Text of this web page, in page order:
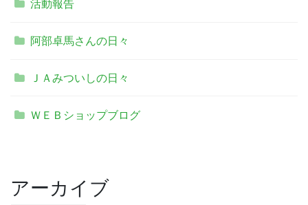
活動報告
阿部卓馬さんの日々
ＪＡみついしの日々
ＷＥＢショップブログ
アーカイブ